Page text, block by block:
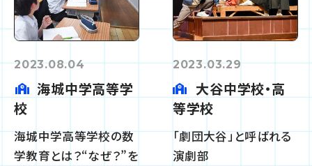
2023.08.04
海城中学高等学
校
海城中学高等学校の数
学教育とは？“なぜ？”を
2023.03.29
大谷中学校・高
等学校
「劇団大谷」と呼ばれる
演劇部